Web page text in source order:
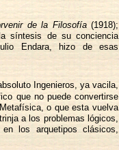
de la Filosofía(1918);
síntesis de su conciencia
Endara, hizo de esas
Ingenieros, ya vacila,
que no puede convertirse
o que esta vuelva
a los problemas lógicos,
los arquetipos clásicos,